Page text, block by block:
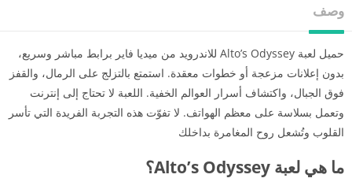
وصف
حميل لعبة Alto’s Odyssey للاندرويد من ميديا فاير برابط مباشر وسريع،
بدون إعلانات مزعجة أو خطوات معقدة. استمتع بالتزلج على الرمال، والقفز
فوق الجبال، واكتشاف أسرار العوالم الخفية. اللعبة لا تحتاج إلى إنترنت
وتعمل بسلاسة على معظم الهواتف. لا تفوّت هذه التجربة الفريدة التي تأسر
القلوب وتُشعل روح المغامرة بداخلك
ما هي لعبة Alto’s Odyssey؟